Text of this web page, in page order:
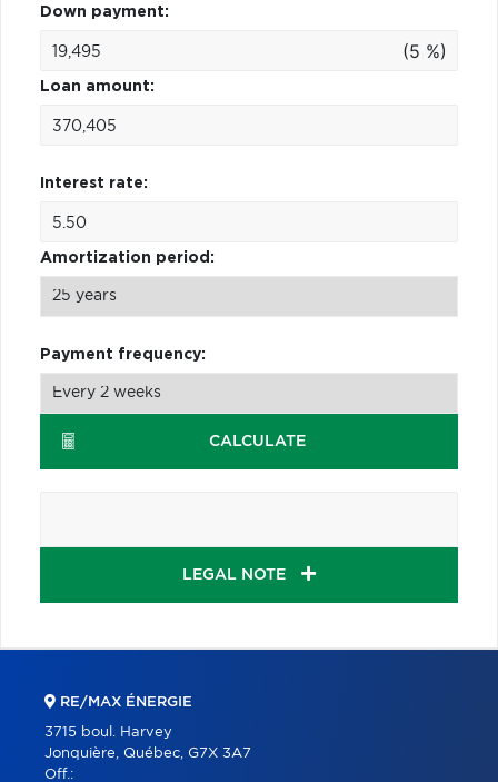
Down payment:
(5 %)
Loan amount:
Interest rate:
Amortization period:
Payment frequency:
CALCULATE
LEGAL NOTE
RE/MAX ÉNERGIE
3715 boul. Harvey
Jonquière, Québec, G7X 3A7
Off.: